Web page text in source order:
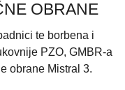
OBRANE
te borbena i
PZO, GMBR-a
obrane Mistral 3.